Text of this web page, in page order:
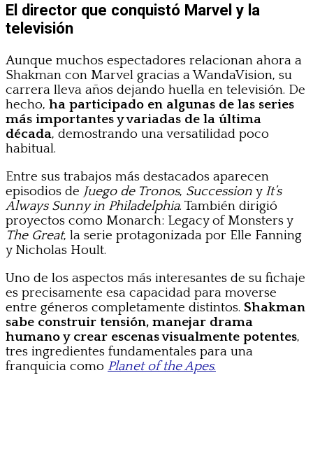
El director que conquistó Marvel y la
televisión
Aunque muchos espectadores relacionan ahora a
Shakman con Marvel gracias a WandaVision, su
carrera lleva años dejando huella en televisión. De
hecho, ha participado en algunas de las series
más importantes y variadas de la última
década, demostrando una versatilidad poco
habitual.
Entre sus trabajos más destacados aparecen
episodios de Juego de Tronos, Succession y It’s
Always Sunny in Philadelphia. También dirigió
proyectos como Monarch: Legacy of Monsters y
The Great, la serie protagonizada por Elle Fanning
y Nicholas Hoult.
Uno de los aspectos más interesantes de su fichaje
es precisamente esa capacidad para moverse
entre géneros completamente distintos. Shakman
sabe construir tensión, manejar drama
humano y crear escenas visualmente potentes,
tres ingredientes fundamentales para una
franquicia como Planet of the Apes.